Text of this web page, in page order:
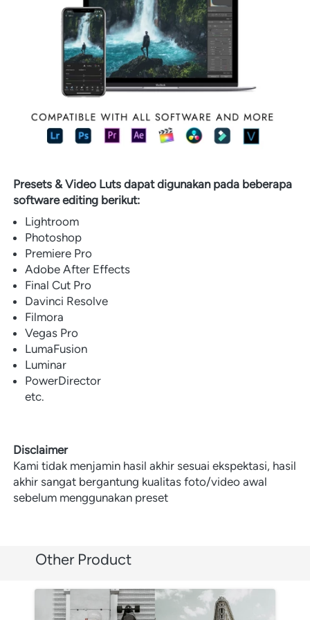
Presets & Video Luts dapat digunakan pada beberapa
software editing berikut:
Lightroom
Photoshop
Premiere Pro
Adobe After Effects
Final Cut Pro
Davinci Resolve
Filmora
Vegas Pro
LumaFusion
Luminar
PowerDirector
etc.
Disclaimer
Kami tidak menjamin hasil akhir sesuai ekspektasi, hasil
akhir sangat bergantung kualitas foto/video awal
sebelum menggunakan preset
Other Product